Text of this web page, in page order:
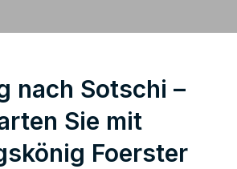
nach Sotschi –
Sie mit
Foerster